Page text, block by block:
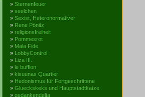
» Sternenfeuer
» seelchen
» Sexist, Heteronormativer
» Rene Pönitz
» religionsfreiheit
» Pommesrot
» Mala Fide
» LobbyControl
» Liza III.
» le bufflon
» kisuunas Quartier
» Hedonismus für Fortgeschrittene
» Glueckskeks und Hauptstadtkatze
» gedankendelta